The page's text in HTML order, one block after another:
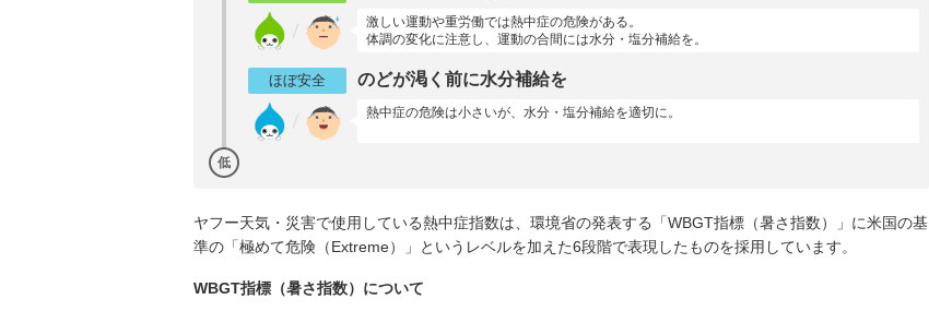
低
激しい運動や重労働では熱中症の危険がある。
体調の変化に注意し、運動の合間には水分・塩分補給を。
ほぼ安全 のどが渇く前に水分補給を
熱中症の危険は小さいが、水分・塩分補給を適切に。
ヤフー天気・災害で使用している熱中症指数は、環境省の発表する「WBGT指標（暑さ指数）」に米国の基
準の「極めて危険（Extreme）」というレベルを加えた6段階で表現したものを採用しています。
WBGT指標（暑さ指数）について